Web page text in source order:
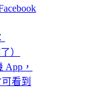
）
App，
看到